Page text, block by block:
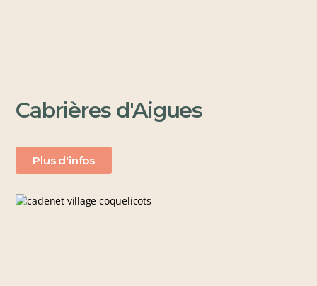
Cabrières d'Aigues
Plus d'infos